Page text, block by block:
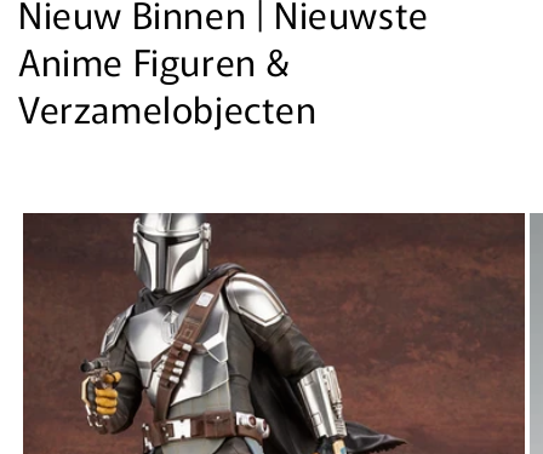
Nieuw Binnen | Nieuwste
Anime Figuren &
Verzamelobjecten